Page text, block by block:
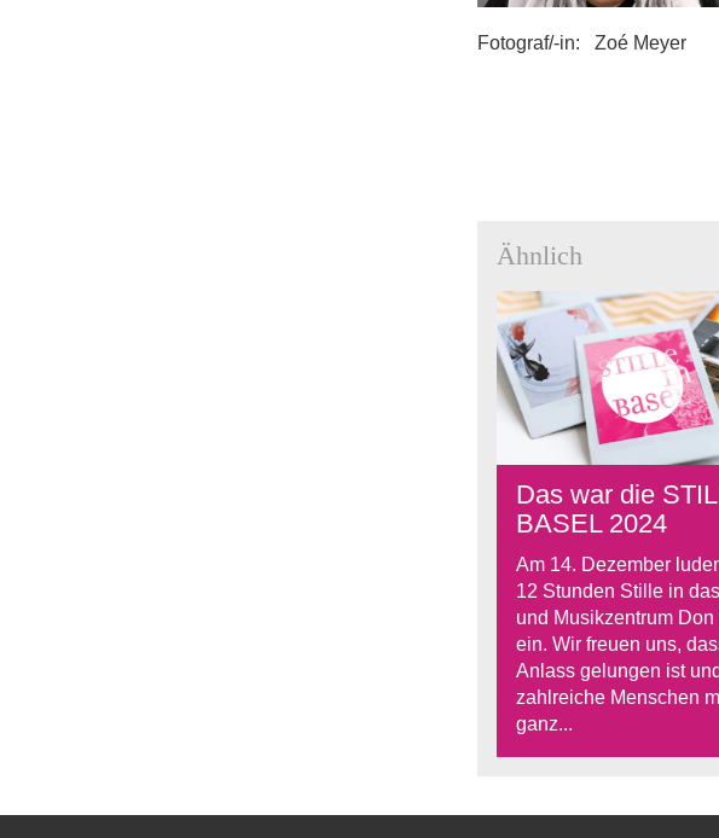
Fotograf/-in Zoé Meyer
Ähnlich
Das war die
BASEL 2024
Am 14. Dezember
12 Stunden Stille in
und Musikzentrum
ein. Wir freuen uns,
Anlass gelungen ist
zahlreiche Menschen
ganz...